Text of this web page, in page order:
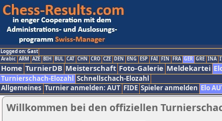
Logged on: Gast
Arabic ARM AZE BIH BUL CAT CHN CRO CZE DEN ENG ESP FAI FIN FRA GER GRE INA
Home TurnierDB Meisterschaft Foto-Galerie Meldekartei
Turnierschach-Elozahl Schnellschach-Elozahl
Allgemeines Turnier anmelden: AUT FIDE Spieler anmelden Elo
Willkommen bei den offiziellen